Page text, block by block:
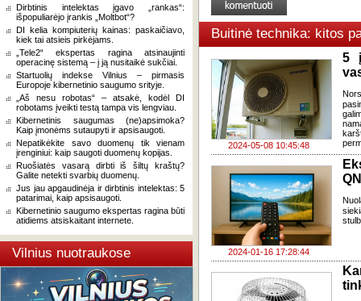
Dirbtinis intelektas įgavo „rankas“:
išpopuliarėjo įrankis „Moltbot“?
DI kelia kompiuterių kainas: paskaičiavo,
kiek tai atsieis pirkėjams.
„Tele2“ ekspertas ragina atsinaujinti
operacinę sistemą – į ją nusitaikė sukčiai.
Startuolių indekse Vilnius – pirmasis
Europoje kibernetinio saugumo srityje.
„Aš nesu robotas“ – atsakė, kodėl DI
robotams įveikti testą tampa vis lengviau.
Kibernetinis saugumas (ne)apsimoka?
Kaip įmonėms sutaupyti ir apsisaugoti.
Nepatikėkite savo duomenų tik vienam
įrenginiui: kaip saugoti duomenų kopijas.
Ruošiatės vasarą dirbti iš šiltų kraštų?
Galite netekti svarbių duomenų.
Jus jau apgaudinėja ir dirbtinis intelektas: 5
patarimai, kaip apsisaugoti.
Kibernetinio saugumo ekspertas ragina būti
atidiems atsiskaitant internete.
Vilnius nuotraukose
Buitinė technika: kitos
2024-05-08 10:45:48
5
2024-01-16 17:28:44